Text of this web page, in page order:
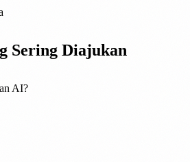
Sering Diajukan
AI?